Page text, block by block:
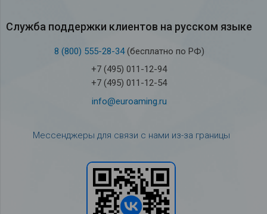
Служба под­держки кли­ен­тов на рус­ском языке
8 (800) 555-28-34(бесплатно по РФ)
+7 (495) 011-12-94
+7 (495) 011-12-54
info@euroaming.ru
Мессенджеры для связи с нами из-за границы